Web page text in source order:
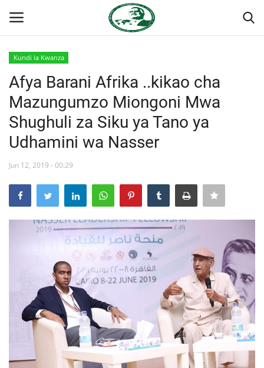
Nyumba
Onyesho la Majaribio
Jukwaa la Nasser la Kimataifa
Wasiliana
Urithi wa Nasser
Habari
Harakati ya Nasser kwa Vijana
Kundi la Kwanza
Afya Barani Afrika ..kikao cha
Mazungumzo Miongoni Mwa
Shughuli za Siku ya Tano ya
Udhamini wa Nasser
Jun 12, 2019 - 00:29